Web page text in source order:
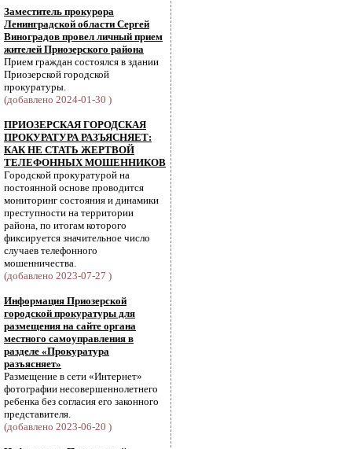
Заместитель прокурора
Ленинградской области Сергей
Виноградов провел личный прием
жителей Приозерского района
Прием граждан состоялся в здании
Приозерской городской
прокуратуры.
(добавлено 2024-01-30 )
ПРИОЗЕРСКАЯ ГОРОДСКАЯ
ПРОКУРАТУРА РАЗЪЯСНЯЕТ:
КАК НЕ СТАТЬ ЖЕРТВОЙ
ТЕЛЕФОННЫХ МОШЕННИКОВ
Городской прокуратурой на
постоянной основе проводится
мониторинг состояния и динамики
преступности на территории
района, по итогам которого
фиксируется значительное число
случаев телефонного
мошенничества.
(добавлено 2023-07-27 )
Информация Приозерской
городской прокуратуры для
размещения на сайте органа
местного самоуправления в
разделе «Прокуратура
разъясняет»
Размещение в сети «Интернет»
фотографии несовершеннолетнего
ребенка без согласия его законного
представителя.
(добавлено 2023-06-20 )